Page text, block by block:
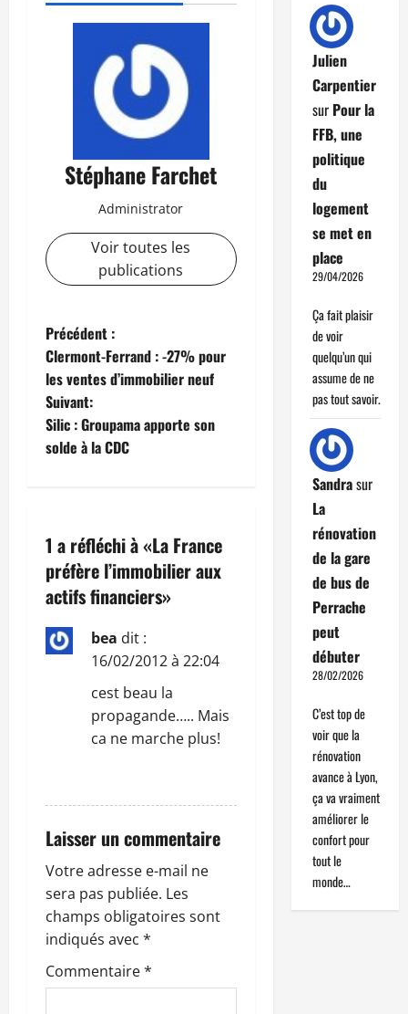
Stéphane Farchet
Administrator
Voir toutes les
publications
N
a
v
i
a
t
i
o
a
r
t
i
c
l
Précédent :
Clermont-Ferrand : -27% pour
les ventes d’immobilier neuf
Suivant:
Silic : Groupama apporte son
solde à la CDC
1 a réfléchi à «La France
préfère l’immobilier aux
actifs financiers»
bea dit :
16/02/2012 à 22:04
cest beau la
propagande….. Mais
ca ne marche plus!
Laisser un commentaire
Votre adresse e-mail ne
sera pas publiée. Les
champs obligatoires sont
indiqués avec *
Commentaire*
Julien
Carpentier
sur Pour la
FFB, une
politique
du
logement
se met en
place
29/04/2026
Ça fait plaisir
de voir
quelqu’un qui
assume de ne
pas tout savoir.
Sandrasur
La
rénovation
de la gare
de bus de
Perrache
peut
débuter
28/02/2026
C’est top de
voir que la
rénovation
avance à Lyon,
ça va vraiment
améliorer le
confort pour
tout le
monde…